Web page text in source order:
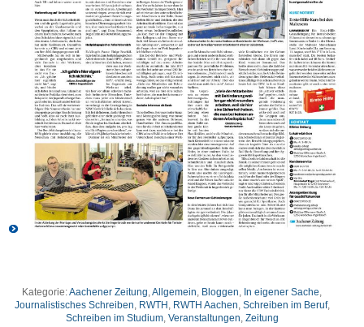
Kategorie:Aachener Zeitung,Allgemein, Bloggen, In eigener Sache,
Journalistisches Schreiben, RWTH , RWTH Aachen, Schreiben im Beruf,
Schreiben im Studium, Veranstaltungen, Zeitung